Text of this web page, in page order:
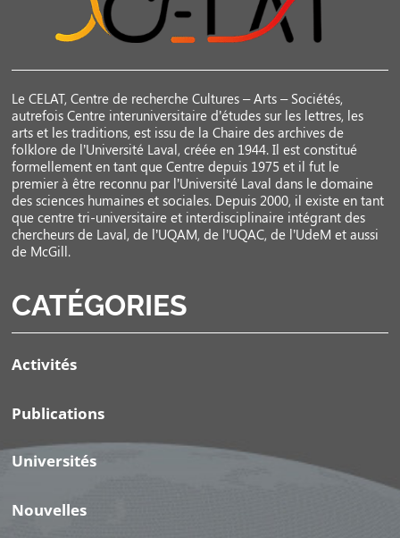
Le CELAT, Centre de recherche Cultures – Arts – Sociétés,
autrefois Centre interuniversitaire d’études sur les lettres, les
arts et les traditions, est issu de la Chaire des archives de
folklore de l’Université Laval, créée en 1944. Il est constitué
formellement en tant que Centre depuis 1975 et il fut le
premier à être reconnu par l’Université Laval dans le domaine
des sciences humaines et sociales. Depuis 2000, il existe en tant
que centre tri-universitaire et interdisciplinaire intégrant des
chercheurs de Laval, de l’UQAM, de l’UQAC, de l’UdeM et aussi
de McGill.
CATÉGORIES
Activités
Publications
Universités
Nouvelles